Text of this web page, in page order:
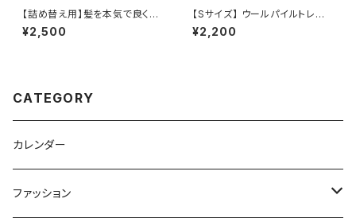
【詰め替え用】髪を本気で良くす
ることだけを考えたシャンプー＆
コンディショナー 12/JU-NI(ジ
¥2,500
【Sサイズ】 ウールパイルトレイ
ルソックス /NISHIGUCHI KUT
SUSHITA
¥2,200
CATEGORY
カレンダー
ファッション